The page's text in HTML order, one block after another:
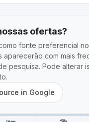
ofertas?
fonte preferencial
aparecerão com mais
pesquisa. Pode alterar
in Google